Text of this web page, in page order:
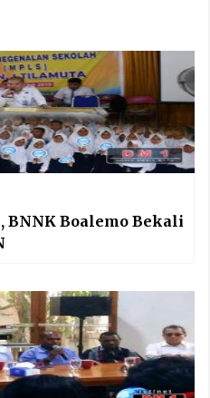
BNNK Boalemo Bekali